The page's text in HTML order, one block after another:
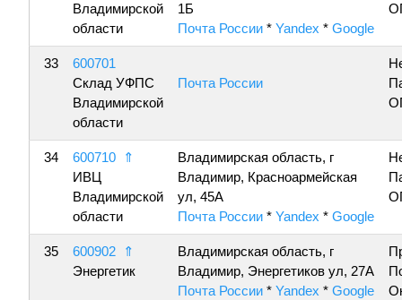
Владимирской
области
1Б
Почта России * Yandex * Google
33
600701
Склад УФПС
Владимирской
области
Почта России
34 600710
⇑
ИВЦ
Владимирской
области
Владимирская область, г
Владимир, Красноармейская
ул, 45А
Почта России * Yandex * Google
35 600902
⇑
Энергетик
Владимирская область, г
Владимир, Энергетиков ул, 27А
Почта России * Yandex * Google